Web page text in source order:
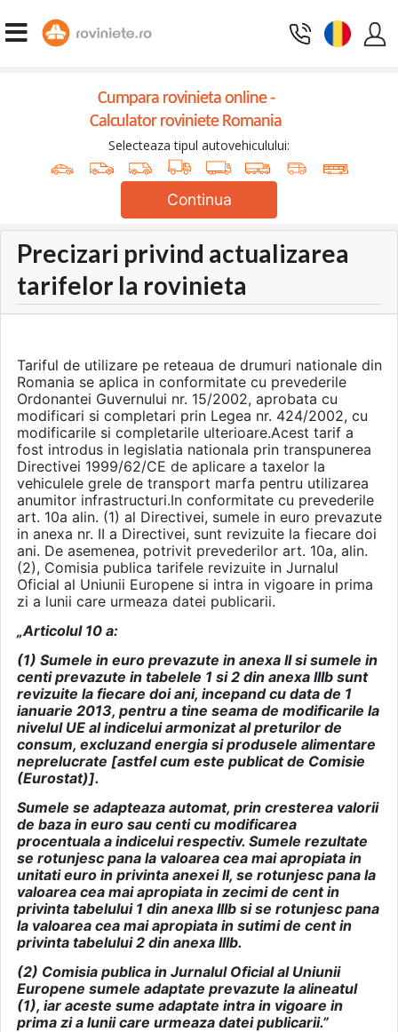
Cumpara rovinieta online -
Calculator roviniete Romania
Selecteaza tipul autovehiculului:
Continua
Precizari privind actualizarea
tarifelor la rovinieta
Tariful de utilizare pe reteaua de drumuri nationale din
Romania se aplica in conformitate cu prevederile
Ordonantei Guvernului nr. 15/2002, aprobata cu
modificari si completari prin Legea nr. 424/2002, cu
modificarile si completarile ulterioare.Acest tarif a
fost introdus in legislatia nationala prin transpunerea
Directivei 1999/62/CE de aplicare a taxelor la
vehiculele grele de transport marfa pentru utilizarea
anumitor infrastructuri.In conformitate cu prevederile
art. 10a alin. (1) al Directivei, sumele in euro prevazute
in anexa nr. II a Directivei, sunt revizuite la fiecare doi
ani. De asemenea, potrivit prevederilor art. 10a, alin.
(2), Comisia publica tarifele revizuite in Jurnalul
Oficial al Uniunii Europene si intra in vigoare in prima
zi a lunii care urmeaza datei publicarii.
„Articolul 10 a:
(1) Sumele in euro prevazute in anexa II si sumele in
centi prevazute in tabelele 1 si 2 din anexa IIIb sunt
revizuite la fiecare doi ani, incepand cu data de 1
ianuarie 2013, pentru a tine seama de modificarile la
nivelul UE al indicelui armonizat al preturilor de
consum, excluzand energia si produsele alimentare
neprelucrate [astfel cum este publicat de Comisie
(Eurostat)].
Sumele se adapteaza automat, prin cresterea valorii
de baza in euro sau centi cu modificarea
procentuala a indicelui respectiv. Sumele rezultate
se rotunjesc pana la valoarea cea mai apropiata in
unitati euro in privinta anexei II, se rotunjesc pana la
valoarea cea mai apropiata in zecimi de cent in
privinta tabelului 1 din anexa IIIb si se rotunjesc pana
la valoarea cea mai apropiata in sutimi de cent in
privinta tabelului 2 din anexa IIIb.
(2) Comisia publica in Jurnalul Oficial al Uniunii
Europene sumele adaptate prevazute la alineatul
(1), iar aceste sume adaptate intra in vigoare in
prima zi a lunii care urmeaza datei publicarii.”